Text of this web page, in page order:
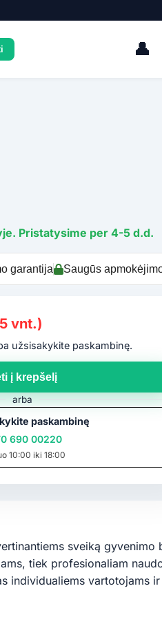
👤
Pristatysime per 4-5 d.d.
garantija Saugūs
vnt.)
užsisakykite paskambinę.
į krepšelį
arba
paskambinę
690 00220
10:00 iki 18:00
sveiką gyvenimo
tiek profesionaliam
individualiems vartotojams